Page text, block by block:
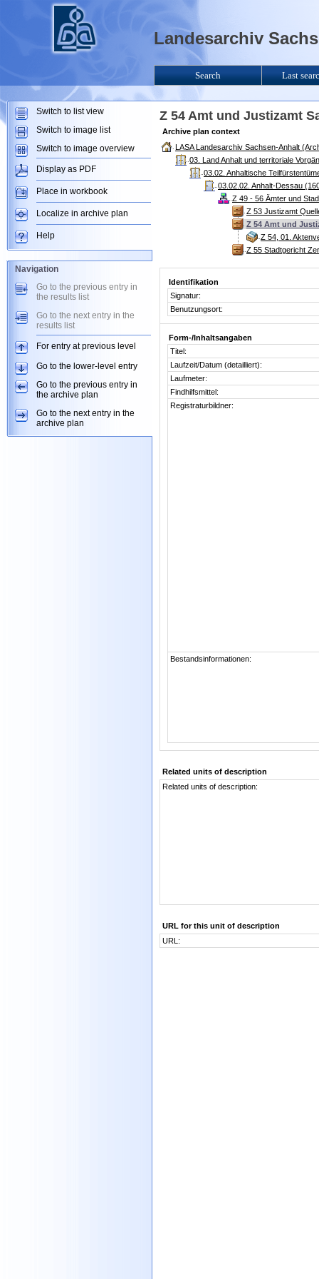
Z 54 Amt und Justizamt
Archive plan context
LASA Landesarchiv Sachsen-Anhalt
03. Land Anhalt und territoriale
03.02. Anhaltische
03.02.02. Anhalt-Dessau
Z 49 - 56 Ämter und
Z 53 Justizamt
Z 54 Amt und
Z 54, 01.
Z 55 Stadtgericht
Identifikation
Signatur:
Benutzungsort:
Form-/Inhaltsangaben
Titel:
Laufzeit/Datum (detailliert):
Laufmeter:
Findhilfsmittel:
Registraturbildner:
Bestandsinformationen:
Related units of description
Related units of description:
URL for this unit of description
URL:
Landesarchiv
Search Last
Switch to list view
Switch to image list
Switch to image overview
Display as PDF
Place in workbook
Localize in archive plan
Help
Navigation
Go to the previous entry in
the results list
Go to the next entry in the
results list
For entry at previous level
Go to the lower-level entry
Go to the previous entry in
the archive plan
Go to the next entry in the
archive plan